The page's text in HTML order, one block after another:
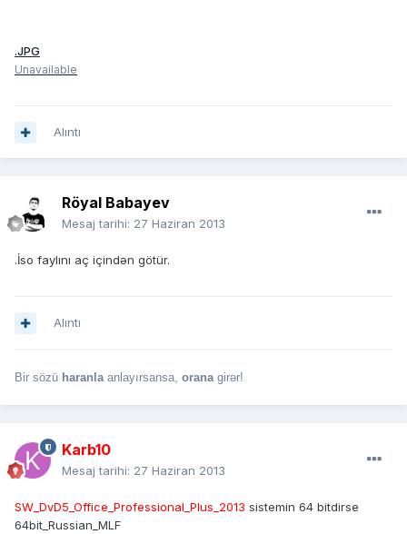
.JPG
Unavailable
Alıntı
Röyal Babayev
Mesaj tarihi: 27 Haziran 2013
.İso faylını aç içindən götür.
Alıntı
Bir sözü haranla anlayırsansa, orana girər!
Karb10
Mesaj tarihi: 27 Haziran 2013
SW_DvD5_Office_Professional_Plus_2013 sistemin 64 bitdirse
64bit_Russian_MLF